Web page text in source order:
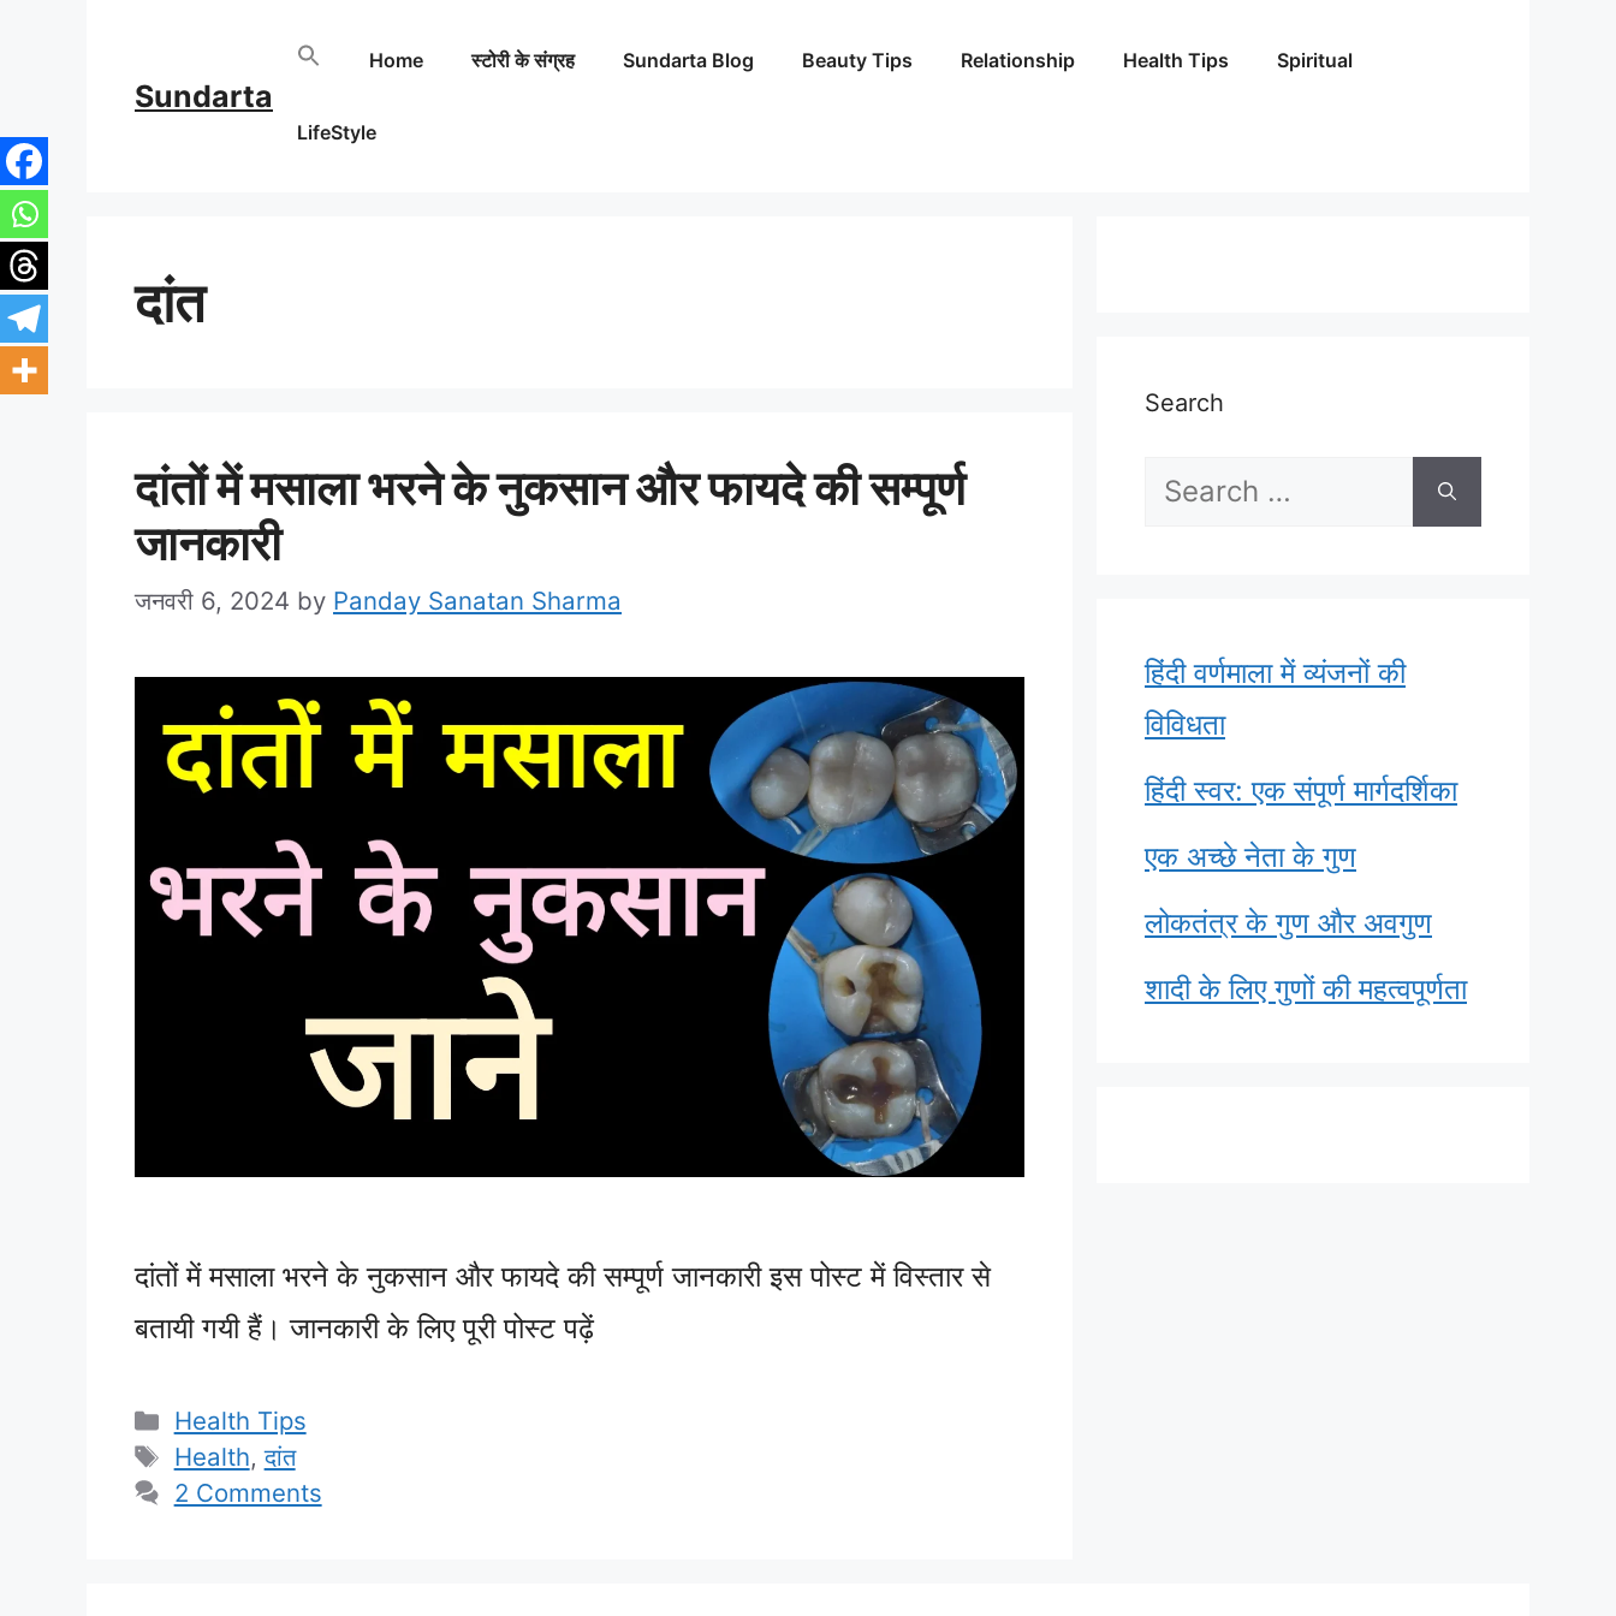
content
Sundarta
Home स्टोरी के संग्रह Sundarta Blog Beauty Tips Relationship Health Tips Spiritual
LifeStyle
दांत
दांतों में मसाला भरने के नुकसान और फायदे की सम्पूर्ण
जानकारी
जनवरी 6, 2024 by Panday Sanatan Sharma
दांतों में मसाला भरने के नुकसान और फायदे की सम्पूर्ण जानकारी इस पोस्ट में विस्तार से
बतायी गयी हैं। जानकारी के लिए पूरी पोस्ट पढ़ें
Categories
Health Tips
Tags
Health,दांत
2 Comments
Search
Search
हिंदी वर्णमाला में व्यंजनों की
विविधता
हिंदी स्वर: एक संपूर्ण मार्गदर्शिका
एक अच्छे नेता के गुण
लोकतंत्र के गुण और अवगुण
शादी के लिए गुणों की महत्वपूर्णता